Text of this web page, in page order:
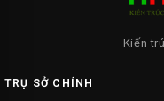
Kiến
TRỤ SỞ CHÍNH